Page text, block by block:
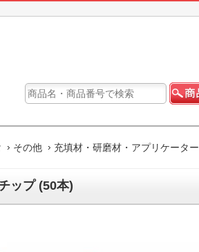
その他 充填材・研磨材・アプリケーター
ップ (50本)